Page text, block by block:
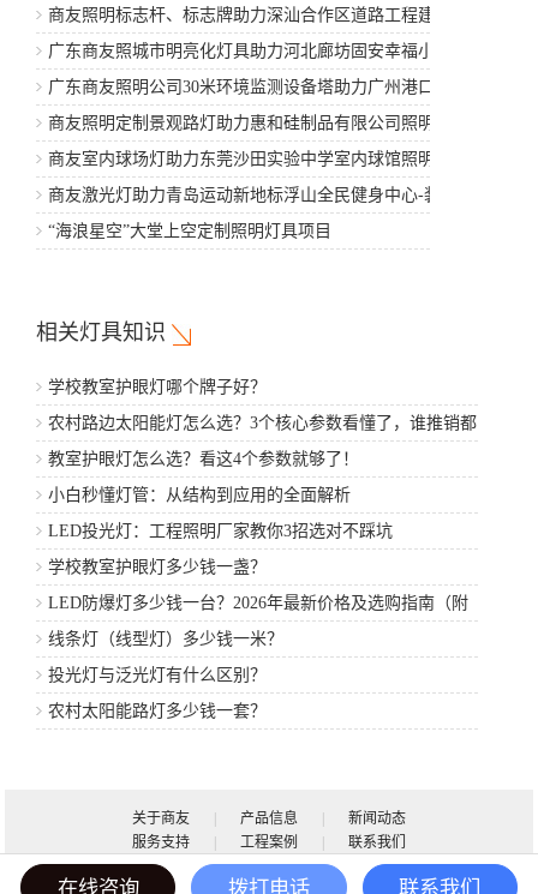
造工程案例
商友照明标志杆、标志牌助力深汕合作区道路工程建设
广东商友照城市明亮化灯具助力河北廊坊固安幸福小区项
目建设
广东商友照明公司30米环境监测设备塔助力广州港口工程
商友照明定制景观路灯助力惠和硅制品有限公司照明亮化
建设
商友室内球场灯助力东莞沙田实验中学室内球馆照明工程
项目
商友激光灯助力青岛运动新地标浮山全民健身中心-装修工
程
“海浪星空”大堂上空定制照明灯具项目
相关灯具知识
学校教室护眼灯哪个牌子好？
农村路边太阳能灯怎么选？3个核心参数看懂了，谁推销都
不怕
教室护眼灯怎么选？看这4个参数就够了！
小白秒懂灯管：从结构到应用的全面解析
LED投光灯：工程照明厂家教你3招选对不踩坑
学校教室护眼灯多少钱一盏？
LED防爆灯多少钱一台？2026年最新价格及选购指南（附
厂家推荐）
线条灯（线型灯）多少钱一米？
投光灯与泛光灯有什么区别？
农村太阳能路灯多少钱一套？
关于商友 产品信息
新闻动态
服务支持
工程案例 联系我们
广东商友照明有限公司粤ICP备12059743号
   
在线咨询 拨打电话 联系我们